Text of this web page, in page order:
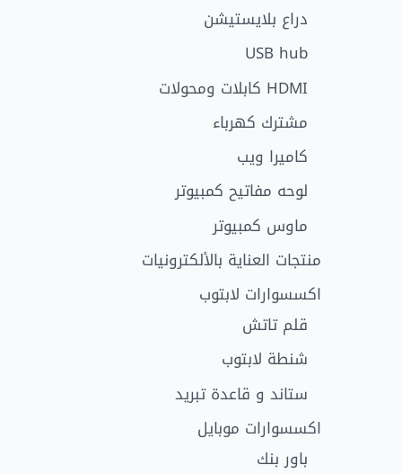
دراع بلايستيشن
USB hub
HDMI كابلات ومحولات
مشترك كهرباء
كاميرا ويب
لوحه مفاتيح كمبيوتر
ماوس كمبيوتر
منتجات العناية بالألكترونيات
اكسسوارات لابتوب
قلم تاتش
شنطة لابتوب
ستاند و قاعدة تبريد
اكسسوارات موبايل
باور بنك